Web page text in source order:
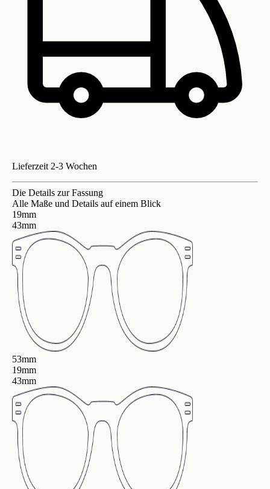
Lieferzeit 2-3 Wochen
Die Details zur Fassung
Alle Maße und Details auf einem Blick
19mm
43mm
53mm
19mm
43mm